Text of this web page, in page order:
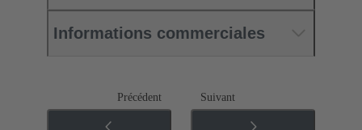
Informations commerciales
Précédent Suivant